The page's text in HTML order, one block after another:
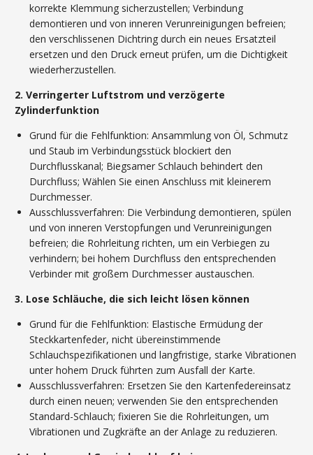
korrekte Klemmung sicherzustellen; Verbindung
demontieren und von inneren Verunreinigungen befreien;
den verschlissenen Dichtring durch ein neues Ersatzteil
ersetzen und den Druck erneut prüfen, um die Dichtigkeit
wiederherzustellen.
2. Verringerter Luftstrom und verzögerte
Zylinderfunktion
Grund für die Fehlfunktion: Ansammlung von Öl, Schmutz
und Staub im Verbindungsstück blockiert den
Durchflusskanal; Biegsamer Schlauch behindert den
Durchfluss; Wählen Sie einen Anschluss mit kleinerem
Durchmesser.
Ausschlussverfahren: Die Verbindung demontieren, spülen
und von inneren Verstopfungen und Verunreinigungen
befreien; die Rohrleitung richten, um ein Verbiegen zu
verhindern; bei hohem Durchfluss den entsprechenden
Verbinder mit großem Durchmesser austauschen.
3. Lose Schläuche, die sich leicht lösen können
Grund für die Fehlfunktion: Elastische Ermüdung der
Steckkartenfeder, nicht übereinstimmende
Schlauchspezifikationen und langfristige, starke Vibrationen
unter hohem Druck führten zum Ausfall der Karte.
Ausschlussverfahren: Ersetzen Sie den Kartenfedereinsatz
durch einen neuen; verwenden Sie den entsprechenden
Standard-Schlauch; fixieren Sie die Rohrleitungen, um
Vibrationen und Zugkräfte an der Anlage zu reduzieren.